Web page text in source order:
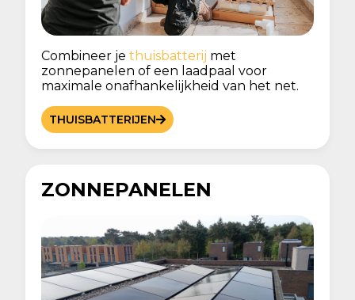
Combineer je thuisbatterij met
zonnepanelen of een laadpaal voor
maximale onafhankelijkheid van het net.
THUISBATTERIJEN
ZONNEPANELEN